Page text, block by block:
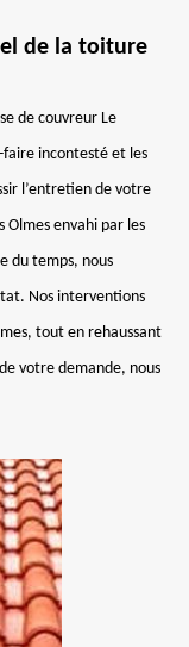
de la toiture
de couvreur Le
faire incontesté et les
l’entretien de votre
Olmes envahi par les
du temps, nous
Nos interventions
tout en rehaussant
votre demande, nous